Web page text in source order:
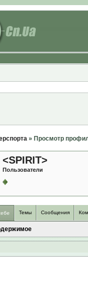
» Просмотр
<SPIRIT>
Пользователи
Темы Сообщения